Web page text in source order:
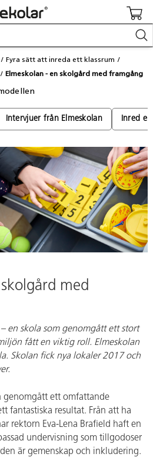
Fyra sätt att inreda ett klassrum
Elmeskolan - en skolgård med framgång
Intervjuer från Elmeskolan Inred
med
en skola som genomgått ett stort
fått en viktig roll. Elmeskolan
Skolan fick nya lokaler 2017 och
genomgått ett omfattande
fantastiska resultat. Från att ha
rektorn Eva-Lena Brafield haft en
undervisning som tillgodoser
är gemenskap och inkludering.